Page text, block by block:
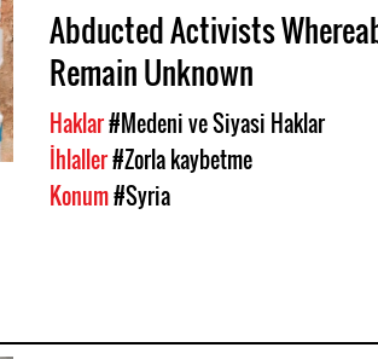
Abducted Activists
Remain Unknown
Haklar#Medeni ve Siyasi Haklar
İhlaller#Zorla kaybetme
Konum#Syria